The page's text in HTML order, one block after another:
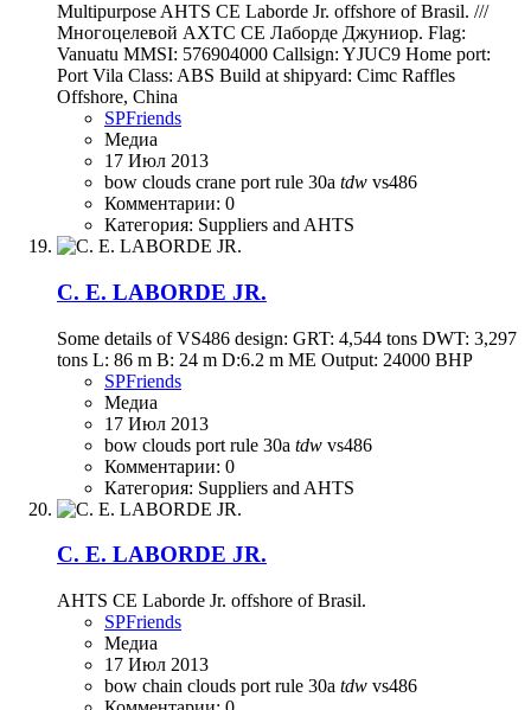
Multipurpose AHTS CE Laborde Jr. offshore of Brasil. ///
Многоцелевой АХТС СЕ Лаборде Джуниор. Flag:
Vanuatu MMSI: 576904000 Callsign: YJUC9 Home port:
Port Vila Class: ABS Build at shipyard: Cimc Raffles
Offshore, China
SPFriends
Медиа
17 Июл 2013
bow clouds crane port rule 30a tdw vs486
Комментарии: 0
Категория: Suppliers and AHTS
C. E. LABORDE JR.
Some details of VS486 design: GRT: 4,544 tons DWT: 3,297
tons L: 86 m B: 24 m D:6.2 m ME Output: 24000 BHP
SPFriends
Медиа
17 Июл 2013
bow clouds port rule 30a tdw vs486
Комментарии: 0
Категория: Suppliers and AHTS
C. E. LABORDE JR.
AHTS CE Laborde Jr. offshore of Brasil.
SPFriends
Медиа
17 Июл 2013
bow chain clouds port rule 30a tdw vs486